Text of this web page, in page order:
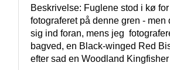
Beskrivelse: Fuglene stod i kø
fotograferet på denne gren - men
sig ind foran, mens jeg
bagved, en Black-winged Red
efter sad en Woodland